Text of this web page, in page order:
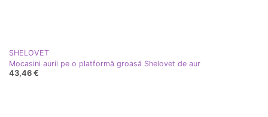
SHELOVET
Mocasini aurii pe o platformă groasă Shelovet de aur
43,46 €